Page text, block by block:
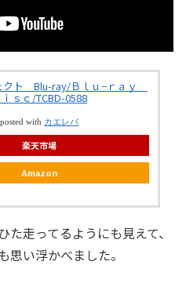
クト Blu-ray/Ｂｌｕ−ｒａｙ
ｉｓｃ/TCBD-0588
posted with カエレバ
楽天市場
Amazon
走ってるようにも見えて、
思い浮かべました。